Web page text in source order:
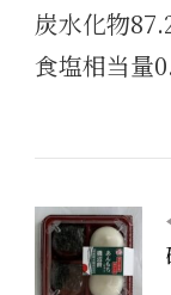
炭水化物
食塩相当量